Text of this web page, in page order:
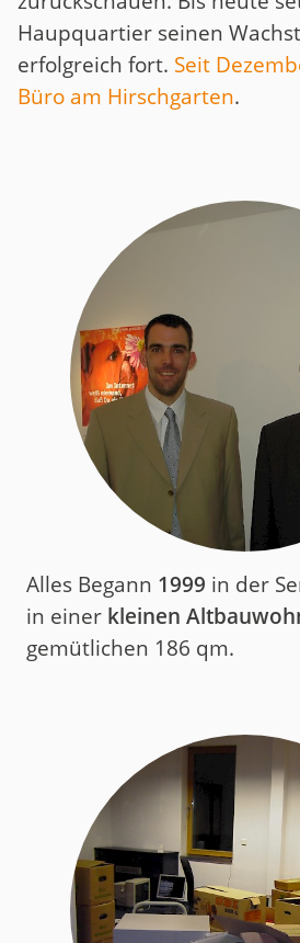
Haupquartier seinen
erfolgreich fort. Seit
Büro am Hirschgarten.
Alles Begann 1999 in der
in einer kleinen
gemütlichen 186 qm.